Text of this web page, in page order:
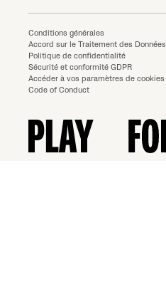
Conditions générales
Accord sur le Traitement des Données
Politique de confidentialité
Sécurité et conformité GDPR
Accéder à vos paramètres de cookies
Code of Conduct